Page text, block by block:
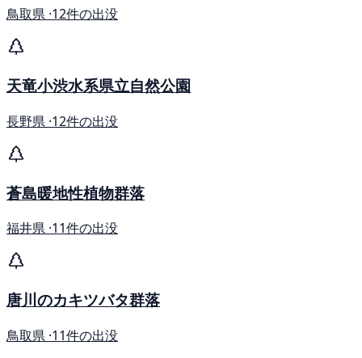
鳥取県 ·12件の出没
天竜小渋水系県立自然公園
長野県 ·12件の出没
蒼島暖地性植物群落
福井県 ·11件の出没
唐川のカキツバタ群落
鳥取県 ·11件の出没